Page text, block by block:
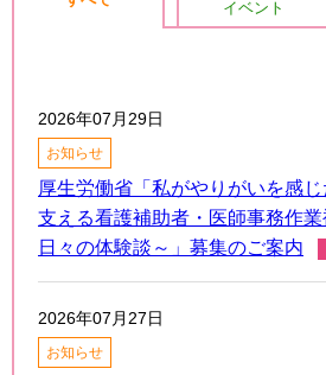
イベント
2026年07月29日
お知らせ
厚生労働省「私がやりがいを感
支える看護補助者・医師事務作
日々の体験談～」募集のご案内
2026年07月27日
お知らせ